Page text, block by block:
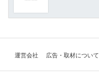
運営会社 広告・取材について